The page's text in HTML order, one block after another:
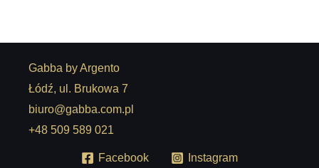
Gabba by Argento
Łódź, ul. Brukowa 7
biuro@gabba.com.pl
+48 509 589 021
Facebook Instagram